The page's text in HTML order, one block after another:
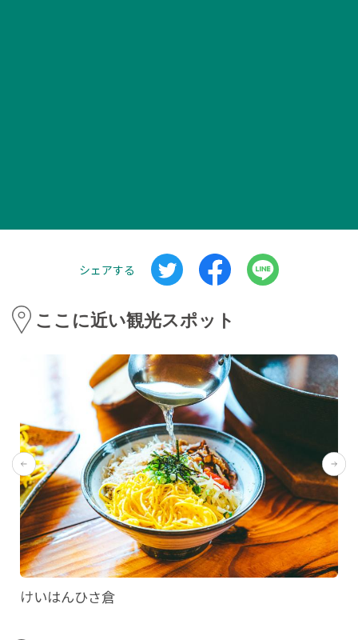
シェアする
ここに近い観光スポット
けいはんひさ倉